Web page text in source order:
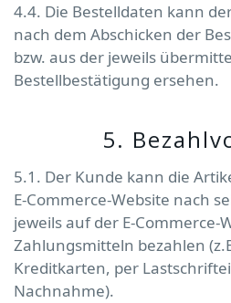
4.4. Die Bestelldaten kann
nach dem Abschicken der
bzw. aus der jeweils
Bestellbestätigung ersehen.
5.
5.1. Der Kunde kann die
E-Commerce-Website nach
jeweils auf der E-Commerce-
Zahlungsmitteln bezahlen
Kreditkarten, per
Nachnahme).